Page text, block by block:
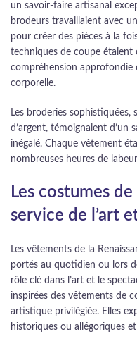
un savoir-faire artisanal
brodeurs travaillaient avec
pour créer des pièces à la
techniques de coupe étaient
compréhension approfondie
corporelle.
Les broderies sophistiquées,
d’argent, témoignaient
inégalé. Chaque vêtement
nombreuses heures de
Les costumes
service de l’art
Les vêtements de la
portés au quotidien ou lors
rôle clé dans l’art et le
inspirées des vêtements de
artistique privilégiée. Elles
historiques ou allégoriques